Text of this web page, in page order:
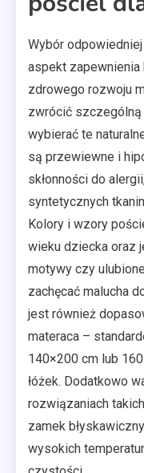
Wybór
aspekt
zdrowego rozwoju
zwrócić szczególną
wybierać te
są przewiewne i
skłonności do
syntetycznych
Kolory i wzory
wieku dziecka oraz
motywy czy
zachęcać malucha
jest również
materaca –
140×200 cm lub
łóżek. Dodatkowo
rozwiązaniach
zamek
wysokich